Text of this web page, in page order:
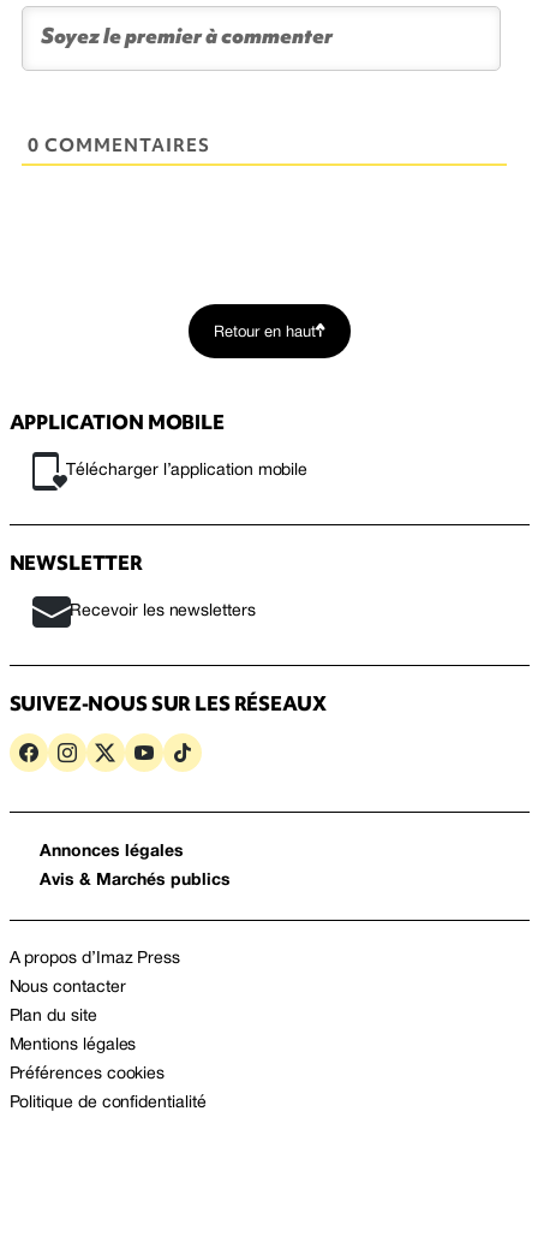
0 COMMENTAIRES
Retour en haut
APPLICATION MOBILE
Télécharger l’application mobile
NEWSLETTER
Recevoir les newsletters
SUIVEZ-NOUS SUR LES RÉSEAUX
Annonces légales
Avis & Marchés publics
A propos d’Imaz Press
Nous contacter
Plan du site
Mentions légales
Préférences cookies
Politique de confidentialité